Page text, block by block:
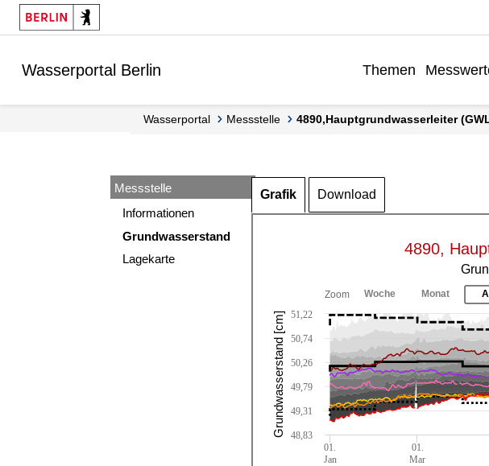
Springe zur Navigation
Springe zum Inhalt
Wasserportal Berlin Themen
Wasserportal Messstelle 4890,Hauptgrundwasserleiter
Messstelle
Informationen
Grundwasserstand
Lagekarte
Grafik Download
Grundwasserstand [cm]
4890,
01.
Jan
01.
Mar
48,83
49,31
49,79
50,26
50,74
51,22
Zoom Woche Monat